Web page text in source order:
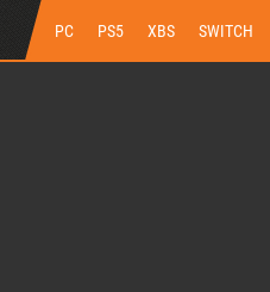
PC PS5 XBS SWITCH